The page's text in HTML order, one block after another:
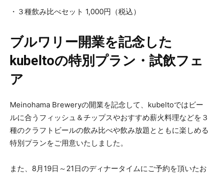
・３種飲み比べセット 1,000円（税込）
ブルワリー開業を記念した
kubeltoの特別プラン・試飲フェ
ア
Meinohama Breweryの開業を記念して、kubeltoではビー
ルに合うフィッシュ＆チップスやおすすめ薪火料理などを３
種のクラフトビールの飲み比べや飲み放題とともに楽しめる
特別プランをご用意いたしました。
また、8月19日～21日のディナータイムにご予約を頂いたお